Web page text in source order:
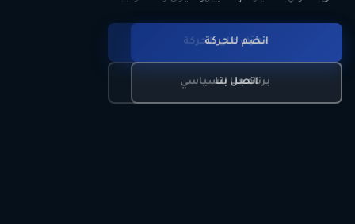
تعرّف على الحركة
برنامجنا السياسي
انضم للحركة
اتصل بنا